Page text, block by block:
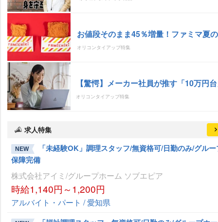
お値段そのまま45％増量！ファミマ夏
オリコンタイアップ特集
【驚愕】メーカー社員が推す「10万円
オリコンタイアップ特集
求人特集
NEW
「未経験OK」調理スタッフ/無資格可/日勤のみ/グル
保障完備
株式会社アイミ/グループホーム ソブエピア
時給1,140円～1,200円
アルバイト・パート / 愛知県